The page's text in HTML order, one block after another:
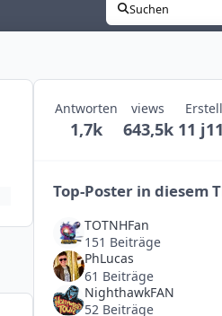
Suchen
Antworten
1,7k
views
643,5k 11 j
Top-Poster in diesem
TOTNHFan
151 Beiträge
PhLucas
61 Beiträge
NighthawkFAN
52 Beiträge